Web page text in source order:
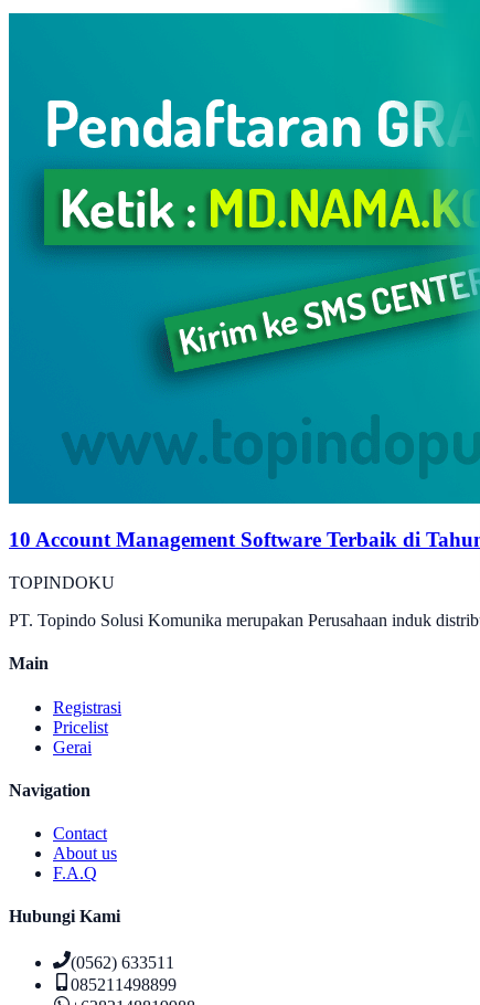
10 Account Management Software Terbaik di
TOPINDOKU
PT. Topindo Solusi Komunika merupakan Perusahaan induk
Main
Registrasi
Pricelist
Gerai
Navigation
Contact
About us
F.A.Q
Hubungi Kami
(0562) 633511
085211498899